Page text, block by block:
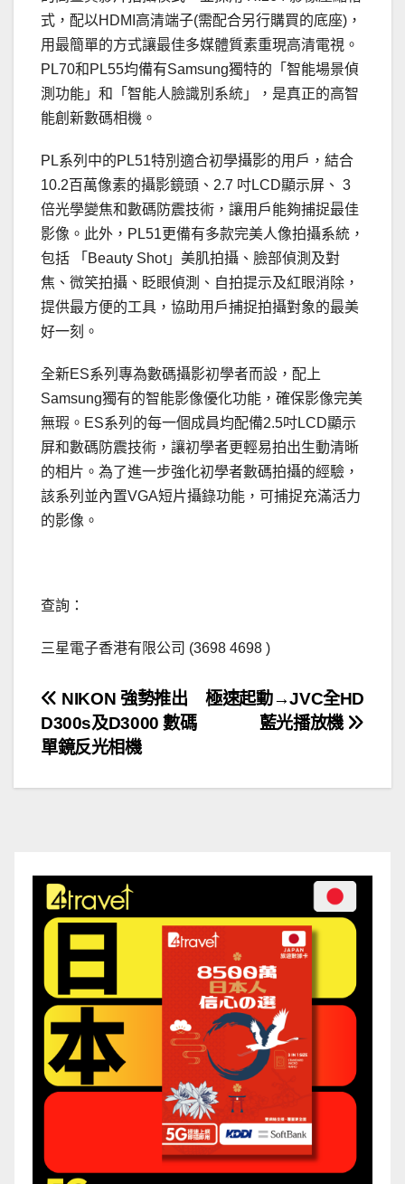
式，配以HDMI高清端子(需配合另行購買的底座)，
用最簡單的方式讓最佳多媒體質素重現高清電視。
PL70和PL55均備有Samsung獨特的「智能場景偵
測功能」和「智能人臉識別系統」，是真正的高智
能創新數碼相機。
PL系列中的PL51特別適合初學攝影的用戶，結合
10.2百萬像素的攝影鏡頭、2.7 吋LCD顯示屏、 3
倍光學變焦和數碼防震技術，讓用戶能夠捕捉最佳
影像。此外，PL51更備有多款完美人像拍攝系統，
包括 「Beauty Shot」美肌拍攝、臉部偵測及對
焦、微笑拍攝、眨眼偵測、自拍提示及紅眼消除，
提供最方便的工具，協助用戶捕捉拍攝對象的最美
好一刻。
全新ES系列專為數碼攝影初學者而設，配上
Samsung獨有的智能影像優化功能，確保影像完美
無瑕。ES系列的每一個成員均配備2.5吋LCD顯示
屏和數碼防震技術，讓初學者更輕易拍出生動清晰
的相片。為了進一步強化初學者數碼拍攝的經驗，
該系列並內置VGA短片攝錄功能，可捕捉充滿活力
的影像。
查詢：
三星電子香港有限公司 (3698 4698 )
文
章
導
極速起動→JVC全HD
藍光播放機
NIKON 強勢推出
D300s及D3000 數碼
單鏡反光相機